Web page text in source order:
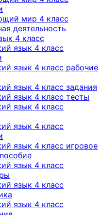
мир 4 класс
деятельность
4 класс
язык 4 класс
язык 4 класс рабочие
язык 4 класс задания
язык 4 класс тесты
язык 4 класс
язык 4 класс
язык 4 класс игровое
язык 4 класс
язык 4 класс
язык 4 класс